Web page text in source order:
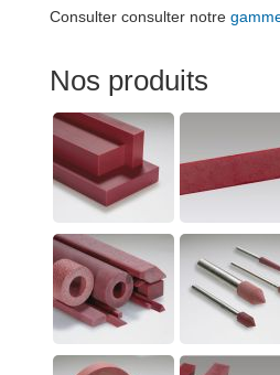
Consulter consulter notre
Nos produits